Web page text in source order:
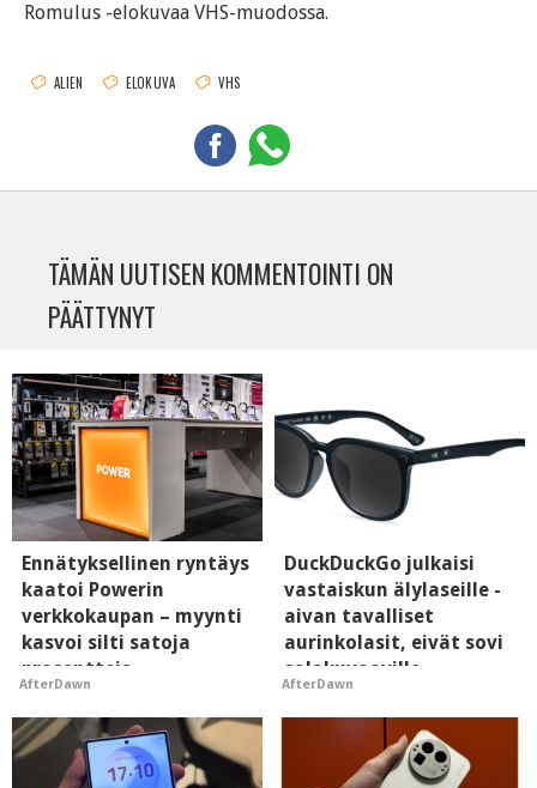
Romulus -elokuvaa VHS-muodossa.
ALIEN ELOKUVA VHS
TÄMÄN UUTISEN KOMMENTOINTI ON
PÄÄTTYNYT
Ennätyksellinen ryntäys
kaatoi Powerin
verkkokaupan – myynti
kasvoi silti satoja
prosentteja
AfterDawn
DuckDuckGo julkaisi
vastaiskun älylaseille -
aivan tavalliset
aurinkolasit, eivät sovi
salakuvaaville
hyypiöille
AfterDawn